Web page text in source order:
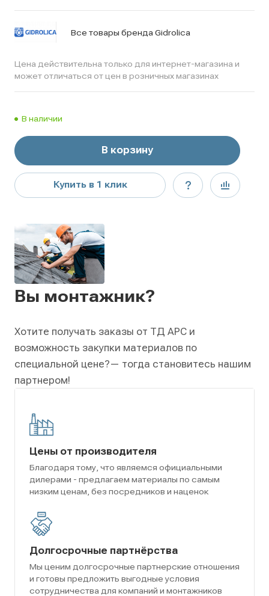
Все товары бренда Gidrolica
Цена действительна только для интернет-магазина и
может отличаться от цен в розничных магазинах
В наличии
В корзину
Купить в 1 клик
Вы монтажник?
Хотите получать заказы от ТД АРС и
возможность закупки материалов по
специальной цене?— тогда становитесь нашим
партнером!
Цены от производителя
Благодаря тому, что являемся официальными
дилерами - предлагаем материалы по самым
низким ценам, без посредников и наценок
Долгосрочные партнёрства
Мы ценим долгосрочные партнерские отношения
и готовы предложить выгодные условия
сотрудничества для компаний и монтажников